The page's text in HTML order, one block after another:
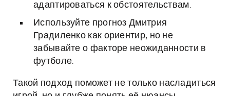
адаптироваться к обстоятельствам.
Используйте прогноз Дмитрия
Градиленко как ориентир, но не
забывайте о факторе неожиданности в
футболе.
Такой подход поможет не только насладиться